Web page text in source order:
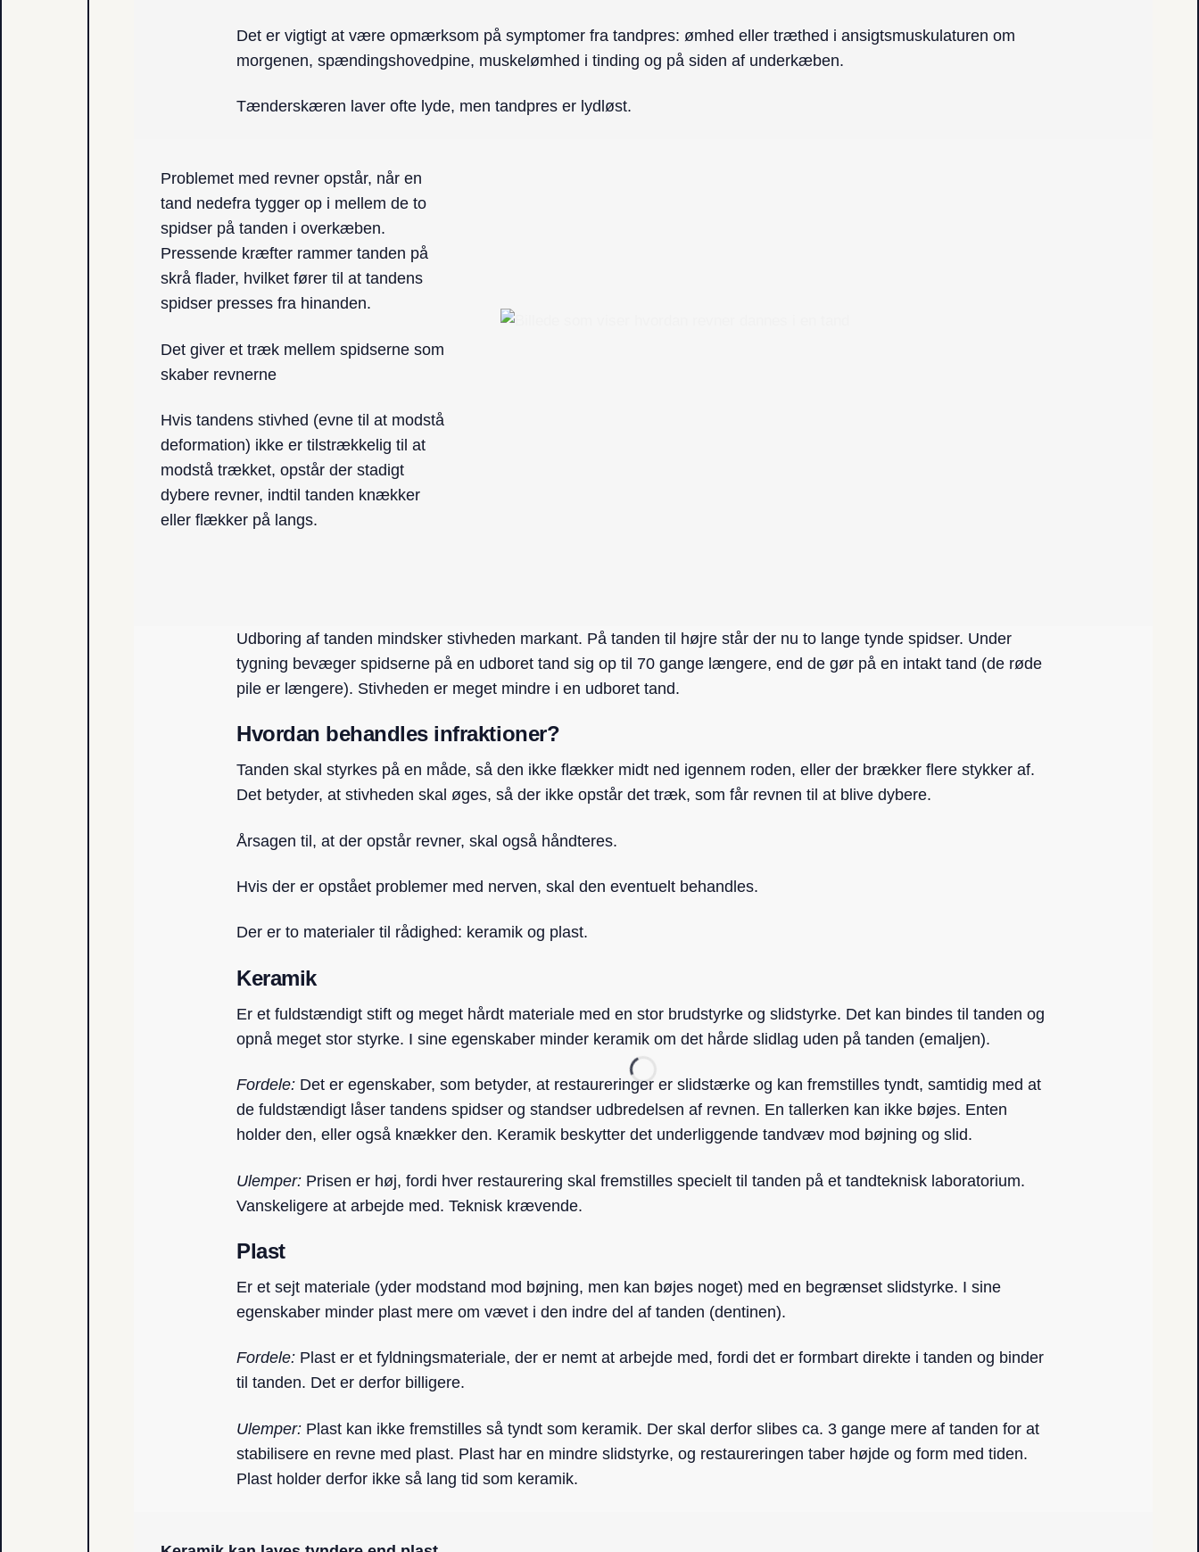
Det er vigtigt at være opmærksom på symptomer fra tandpres: ømhed eller træthed i ansigtsmuskulaturen om
morgenen, spændingshovedpine, muskelømhed i tinding og på siden af underkæben.
Tænderskæren laver ofte lyde, men tandpres er lydløst.
Problemet med revner opstår, når en
tand nedefra tygger op i mellem de to
spidser på tanden i overkæben.
Pressende kræfter rammer tanden på
skrå flader, hvilket fører til at tandens
spidser presses fra hinanden.
Det giver et træk mellem spidserne som
skaber revnerne
Hvis tandens stivhed (evne til at modstå
deformation) ikke er tilstrækkelig til at
modstå trækket, opstår der stadigt
dybere revner, indtil tanden knækker
eller flækker på langs.
Udboring af tanden mindsker stivheden markant. På tanden til højre står der nu to lange tynde spidser. Under
tygning bevæger spidserne på en udboret tand sig op til 70 gange længere, end de gør på en intakt tand (de røde
pile er længere). Stivheden er meget mindre i en udboret tand.
Hvordan behandles infraktioner?
Tanden skal styrkes på en måde, så den ikke flækker midt ned igennem roden, eller der brækker flere stykker af.
Det betyder, at stivheden skal øges, så der ikke opstår det træk, som får revnen til at blive dybere.
Årsagen til, at der opstår revner, skal også håndteres.
Hvis der er opstået problemer med nerven, skal den eventuelt behandles.
Der er to materialer til rådighed: keramik og plast.
Keramik
Er et fuldstændigt stift og meget hårdt materiale med en stor brudstyrke og slidstyrke. Det kan bindes til tanden og
opnå meget stor styrke. I sine egenskaber minder keramik om det hårde slidlag uden på tanden (emaljen).
Fordele:Det er egenskaber, som betyder, at restaureringer er slidstærke og kan fremstilles tyndt, samtidig med at
de fuldstændigt låser tandens spidser og standser udbredelsen af revnen. En tallerken kan ikke bøjes. Enten
holder den, eller også knækker den. Keramik beskytter det underliggende tandvæv mod bøjning og slid.
Ulemper:Prisen er høj, fordi hver restaurering skal fremstilles specielt til tanden på et tandteknisk laboratorium.
Vanskeligere at arbejde med. Teknisk krævende.
Plast
Er et sejt materiale (yder modstand mod bøjning, men kan bøjes noget) med en begrænset slidstyrke. I sine
egenskaber minder plast mere om vævet i den indre del af tanden (dentinen).
Fordele:Plast er et fyldningsmateriale, der er nemt at arbejde med, fordi det er formbart direkte i tanden og binder
til tanden. Det er derfor billigere.
Ulemper:Plast kan ikke fremstilles så tyndt som keramik. Der skal derfor slibes ca. 3 gange mere af tanden for at
stabilisere en revne med plast. Plast har en mindre slidstyrke, og restaureringen taber højde og form med tiden.
Plast holder derfor ikke så lang tid som keramik.